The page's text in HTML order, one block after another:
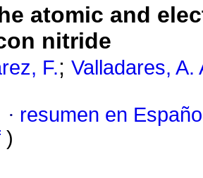
atomic and
nitride
F.; Valladares, A.
· resumen en
)